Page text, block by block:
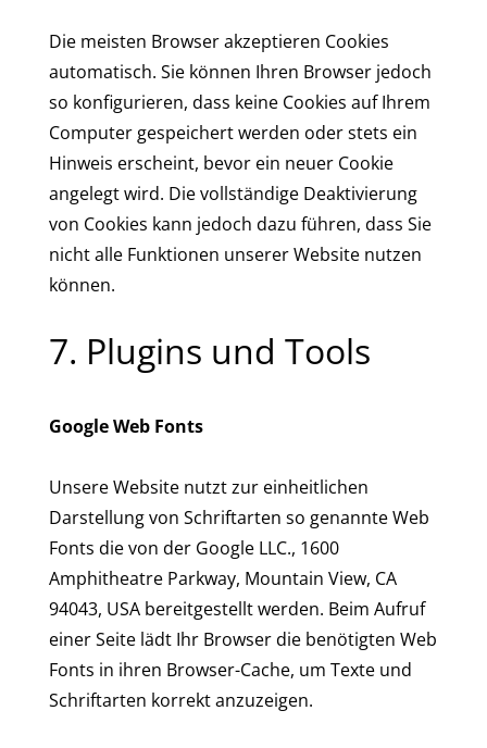
Die meisten Browser akzeptieren Cookies
automatisch. Sie können Ihren Browser jedoch
so konfigurieren, dass keine Cookies auf Ihrem
Computer gespeichert werden oder stets ein
Hinweis erscheint, bevor ein neuer Cookie
angelegt wird. Die vollständige Deaktivierung
von Cookies kann jedoch dazu führen, dass Sie
nicht alle Funktionen unserer Website nutzen
können.
7. Plugins und Tools
Google Web Fonts
Unsere Website nutzt zur einheitlichen
Darstellung von Schriftarten so genannte Web
Fonts die von der Google LLC., 1600
Amphitheatre Parkway, Mountain View, CA
94043, USA bereitgestellt werden. Beim Aufruf
einer Seite lädt Ihr Browser die benötigten Web
Fonts in ihren Browser-Cache, um Texte und
Schriftarten korrekt anzuzeigen.